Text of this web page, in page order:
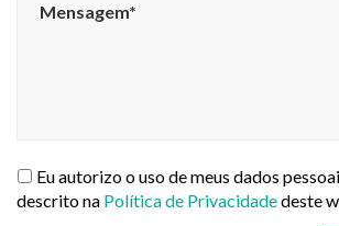
Eu autorizo o uso de meus dados
descrito na Política de Privacidadedeste